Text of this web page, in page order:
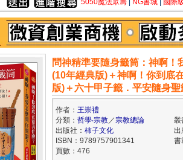
5050魔法眾籌 NG書城 國際
問神精準要隨身籤筒：神啊！
(10年經典版)＋神啊！你到底
版)＋六十甲子籤．平安隨身聖
作者： 王崇禮
分類： 哲學‧宗教／宗教總論
叢
出版社： 柿子文化
出
ISBN：9789757901341
書
頁數：476